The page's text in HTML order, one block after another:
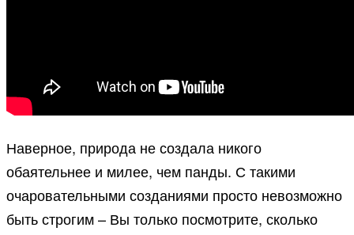
Наверное, природа не создала никого
обаятельнее и милее, чем панды. С такими
очаровательными созданиями просто невозможно
быть строгим – Вы только посмотрите, сколько